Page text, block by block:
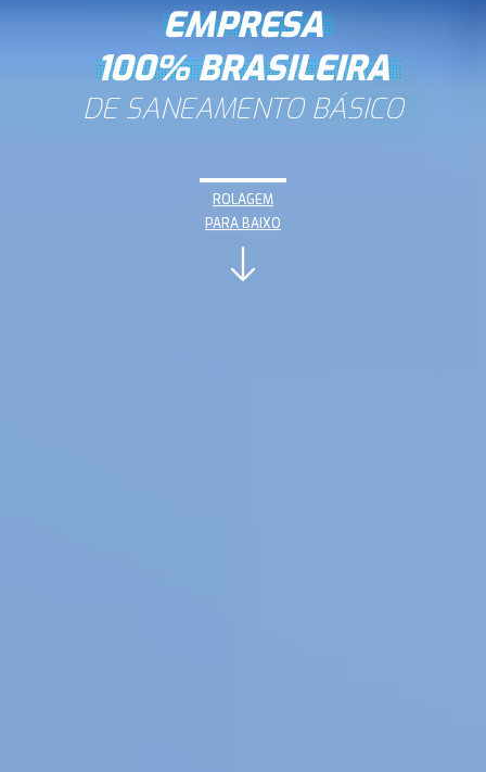
EMPRESA
100% BRASILEIRA
DE SANEAMENTO BÁSICO
ROLAGEM
PARA BAIXO